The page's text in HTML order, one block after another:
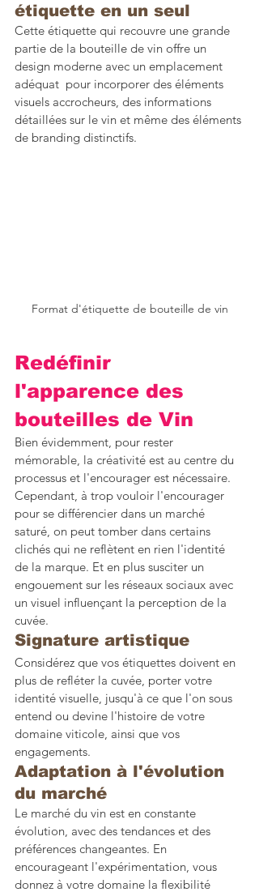
étiquette en un seul
Cette étiquette qui recouvre une grande
partie de la bouteille de vin offre un
design moderne avec un emplacement
adéquat  pour incorporer des éléments
visuels accrocheurs, des informations
détaillées sur le vin et même des éléments
de branding distinctifs.
Format d'étiquette de bouteille de vin
Redéfinir
l'apparence des
bouteilles de Vin
Bien évidemment, pour rester
mémorable, la créativité est au centre du
processus et l'encourager est nécessaire.
Cependant, à trop vouloir l'encourager
pour se différencier dans un marché
saturé, on peut tomber dans certains
clichés qui ne reflètent en rien l'identité
de la marque. Et en plus susciter un
engouement sur les réseaux sociaux avec
un visuel influençant la perception de la
cuvée.
Signature artistique
Considérez que vos étiquettes doivent en
plus de refléter la cuvée, porter votre
identité visuelle, jusqu'à ce que l'on sous
entend ou devine l'histoire de votre
domaine viticole, ainsi que vos
engagements.
Adaptation à l'évolution
du marché
Le marché du vin est en constante
évolution, avec des tendances et des
préférences changeantes. En
encourageant l'expérimentation, vous
donnez à votre domaine la flexibilité